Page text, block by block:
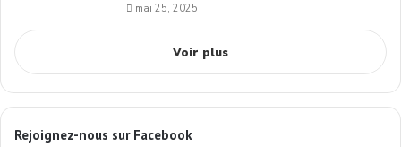
mai 25, 2025
Voir plus
Rejoignez-nous sur Facebook